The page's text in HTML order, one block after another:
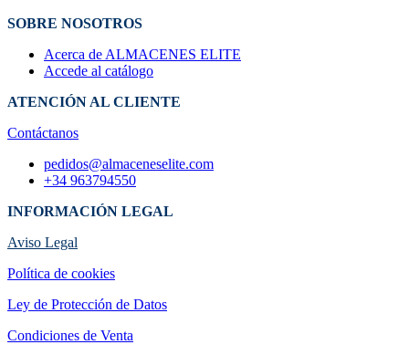
SOBRE NOSOTROS
Acerca de ALMACENES ELITE
Accede al catálogo
ATENCIÓN AL CLIENTE
Contáctanos
pedidos@almaceneselite.com
+34 963794550
INFORMACIÓN LEGAL
Aviso Legal
Política de cookies
Ley de Protección de Datos
Condiciones de Venta